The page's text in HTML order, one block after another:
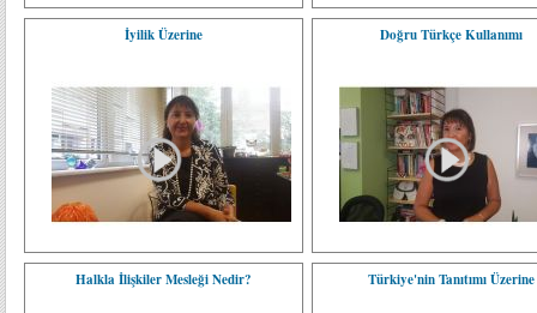
İyilik Üzerine Doğru Türkçe Kullanımı
Halkla İlişkiler Mesleği Nedir? Türkiye'nin Tanıtımı Üzerine